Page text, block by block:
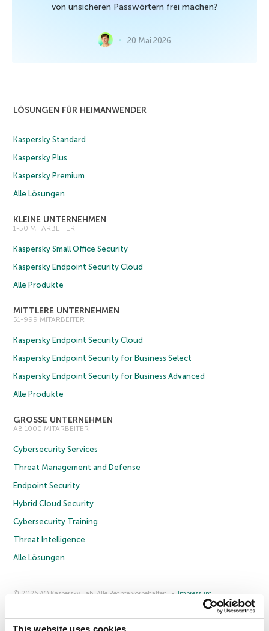
von unsicheren Passwörtern frei machen?
20 Mai 2026
LÖSUNGEN FÜR HEIMANWENDER
Kaspersky Standard
Kaspersky Plus
Kaspersky Premium
Alle Lösungen
KLEINE UNTERNEHMEN
1-50 MITARBEITER
Kaspersky Small Office Security
Kaspersky Endpoint Security Cloud
Alle Produkte
MITTLERE UNTERNEHMEN
51-999 MITARBEITER
Kaspersky Endpoint Security Cloud
Kaspersky Endpoint Security for Business Select
Kaspersky Endpoint Security for Business Advanced
Alle Produkte
GROSSE UNTERNEHMEN
AB 1000 MITARBEITER
Cybersecurity Services
Threat Management and Defense
Endpoint Security
Hybrid Cloud Security
Cybersecurity Training
Threat Intelligence
Alle Lösungen
© 2026 AO Kaspersky Lab. Alle Rechte vorbehalten.
Impressum
Lizenzvereinbarung B2B